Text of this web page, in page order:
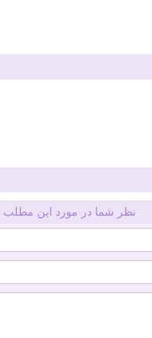
نظر شما در مورد این مطلب